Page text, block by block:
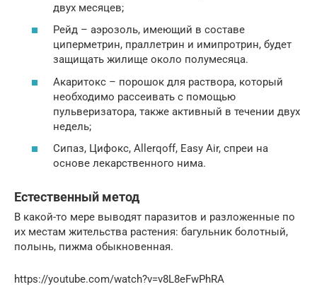
двух месяцев;
Рейд – аэрозоль, имеющий в составе
циперметрин, праллетрин и имипротрин, будет
защищать жилище около полумесяца.
Акаритокс – порошок для раствора, который
необходимо рассеивать с помощью
пульверизатора, также активный в течении двух
недель;
Сипаз, Цифокс, Allerqoff, Easy Air, спреи на
основе лекарственного нима.
Естественный метод
В какой-то мере выводят паразитов и разложенные по
их местам жительства растения: багульник болотный,
полынь, пижма обыкновенная.
https://youtube.com/watch?v=v8L8eFwPhRA